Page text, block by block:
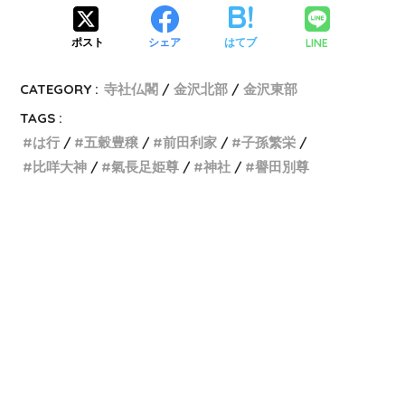
ポスト シェア はてブ LINE
CATEGORY : 寺社仏閣 金沢北部
金沢東部
TAGS :
は行
五穀豊穣 前田利家
子孫繁栄
比咩大神
氣長足姫尊 神社 譽田別尊